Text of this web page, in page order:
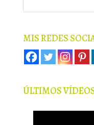
MIS REDES
ÚLTIMOS